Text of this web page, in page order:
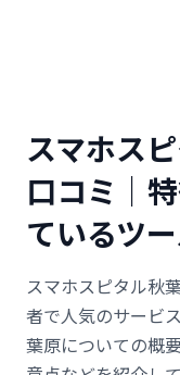
スマホス
口コミ｜
ているツ
スマホスピタル秋
者で人気のサービ
葉原についての概